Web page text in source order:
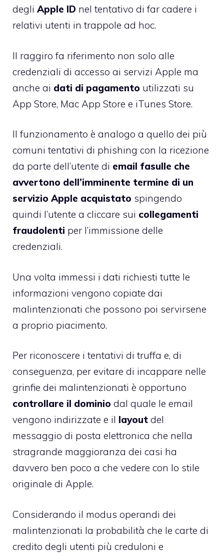
degli Apple ID nel tentativo di far cadere i
relativi utenti in trappole ad hoc.
Il raggiro fa riferimento non solo alle
credenziali di accesso ai servizi Apple ma
anche ai dati di pagamento utilizzati su
App Store, Mac App Store e iTunes Store.
Il funzionamento è analogo a quello dei più
comuni tentativi di phishing con la ricezione
da parte dell’utente di email fasulle che
avvertono dell’imminente termine di un
servizio Apple acquistato spingendo
quindi l’utente a cliccare sui collegamenti
fraudolenti per l’immissione delle
credenziali.
Una volta immessi i dati richiesti tutte le
informazioni vengono copiate dai
malintenzionati che possono poi servirsene
a proprio piacimento.
Per riconoscere i tentativi di truffa e, di
conseguenza, per evitare di incappare nelle
grinfie dei malintenzionati è opportuno
controllare il dominio dal quale le email
vengono indirizzate e il layout del
messaggio di posta elettronica che nella
stragrande maggioranza dei casi ha
davvero ben poco a che vedere con lo stile
originale di Apple.
Considerando il modus operandi dei
malintenzionati la probabilità che le carte di
credito degli utenti più creduloni e